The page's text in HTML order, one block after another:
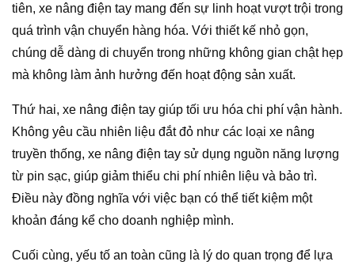
tiên, xe nâng điện tay mang đến sự linh hoạt vượt trội trong
quá trình vận chuyển hàng hóa. Với thiết kế nhỏ gọn,
chúng dễ dàng di chuyển trong những không gian chật hẹp
mà không làm ảnh hưởng đến hoạt động sản xuất.
Thứ hai, xe nâng điện tay giúp tối ưu hóa chi phí vận hành.
Không yêu cầu nhiên liệu đắt đỏ như các loại xe nâng
truyền thống, xe nâng điện tay sử dụng nguồn năng lượng
từ pin sạc, giúp giảm thiểu chi phí nhiên liệu và bảo trì.
Điều này đồng nghĩa với việc bạn có thể tiết kiệm một
khoản đáng kể cho doanh nghiệp mình.
Cuối cùng, yếu tố an toàn cũng là lý do quan trọng để lựa